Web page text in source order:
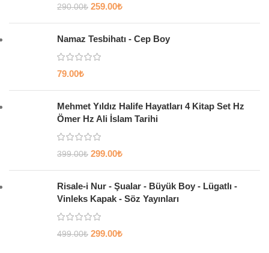
290.00₺ 259.00₺
Namaz Tesbihatı - Cep Boy
79.00₺
Mehmet Yıldız Halife Hayatları 4 Kitap Set Hz
Ömer Hz Ali İslam Tarihi
399.00₺ 299.00₺
Risale-i Nur - Şualar - Büyük Boy - Lügatlı -
Vinleks Kapak - Söz Yayınları
499.00₺ 299.00₺